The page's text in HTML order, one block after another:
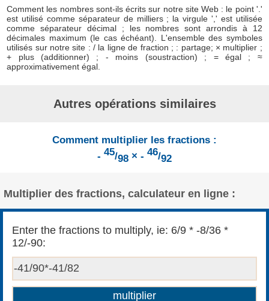
Comment les nombres sont-ils écrits sur notre site Web : le point '.'
est utilisé comme séparateur de milliers ; la virgule ',' est utilisée
comme séparateur décimal ; les nombres sont arrondis à 12
décimales maximum (le cas échéant). L'ensemble des symboles
utilisés sur notre site : / la ligne de fraction ; : partage; × multiplier ;
+ plus (additionner) ; - moins (soustraction) ; = égal ; ≈
approximativement égal.
Autres opérations similaires
Comment multiplier les fractions :
- 45/98 × - 46/92
Multiplier des fractions, calculateur en ligne :
Enter the fractions to multiply, ie: 6/9 * -8/36 *
12/-90: